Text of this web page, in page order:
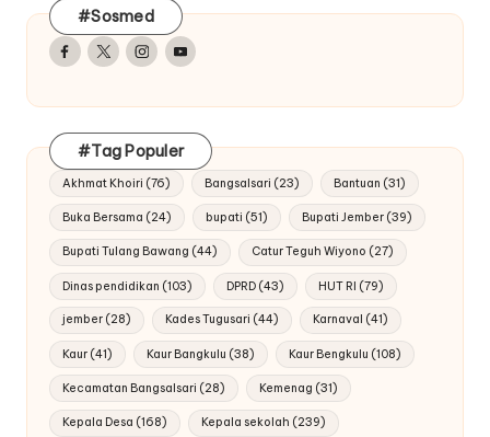
#Sosmed
Facebook
TwitterInstagram
Youtube
#Tag Populer
Akhmat Khoiri (76) Bangsalsari (23) Bantuan (31)
Buka Bersama (24) bupati (51) Bupati Jember(39)
Bupati Tulang Bawang (44) Catur Teguh Wiyono (27)
Dinas pendidikan (103) DPRD(43) HUT RI (79)
jember (28) Kades Tugusari (44) Karnaval (41)
Kaur (41) Kaur Bangkulu (38) Kaur Bengkulu (108)
Kecamatan Bangsalsari (28) Kemenag (31)
Kepala Desa (168) Kepala sekolah (239)